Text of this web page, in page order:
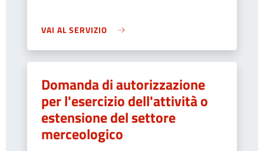
VAI AL SERVIZIO
Domanda di autorizzazione
per l'esercizio dell'attività o
estensione del settore
merceologico